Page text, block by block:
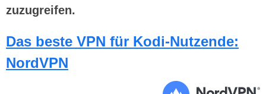
zuzugreifen.
Das beste VPN für Kodi-Nutzende:
NordVPN